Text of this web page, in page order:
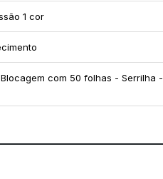
1 cor
com 50 folhas - Serrilha -
nossos gabaritos